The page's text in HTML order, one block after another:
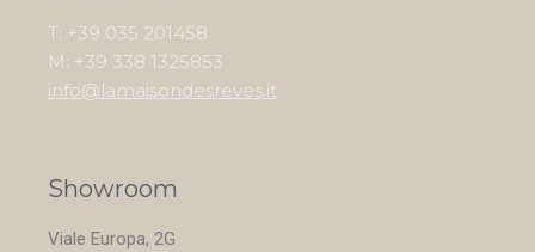
T: +39 035 201458
M: +39 338 1325853
info@lamaisondesreves.it
Showroom
Viale Europa, 2G